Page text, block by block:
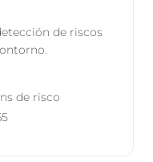
de riscos
de risco